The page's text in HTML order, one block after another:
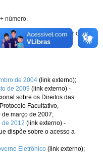
número.
que explicam melhor o
nos sites da
de 2004 (link externo);
de 2009 (link externo) -
sobre os Direitos das
Facultativo,
de março de 2007;
de 2012 (link externo) -
dispõe sobre o acesso a
Eletrônico (link externo);